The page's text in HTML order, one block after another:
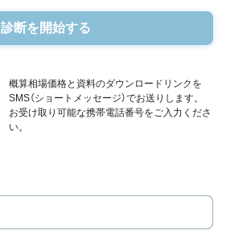
診断を開始する
概算相場価格と資料のダウンロードリンクを
SMS（ショートメッセージ）でお送りします。
お受け取り可能な携帯電話番号をご入力くださ
い。